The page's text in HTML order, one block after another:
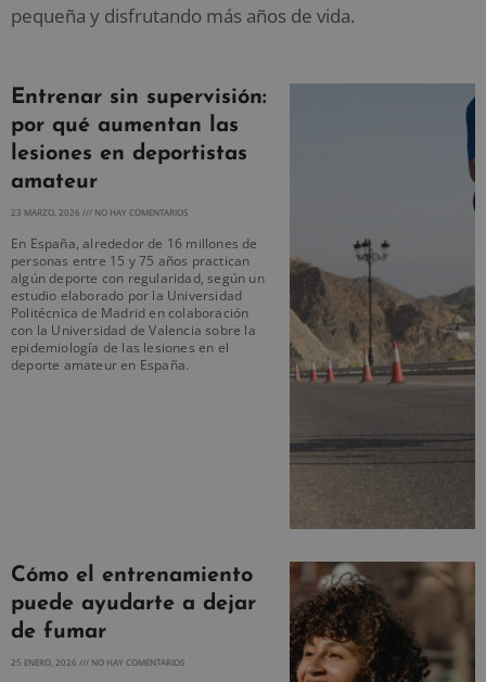
pequeña y disfrutando más años de vida.
Entrenar sin supervisión:
por qué aumentan las
lesiones en deportistas
amateur
23 MARZO, 2026 NO HAY COMENTARIOS
En España, alrededor de 16 millones de
personas entre 15 y 75 años practican
algún deporte con regularidad, según un
estudio elaborado por la Universidad
Politécnica de Madrid en colaboración
con la Universidad de Valencia sobre la
epidemiología de las lesiones en el
deporte amateur en España.
Cómo el entrenamiento
puede ayudarte a dejar
de fumar
25 ENERO, 2026 NO HAY COMENTARIOS